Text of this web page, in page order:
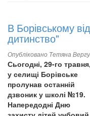
В Борівському
дитинство"
Опубліковано Тетяна
Сьогодні, 29-го травня,
у селищі Борівське
пролунав останній
дзвоник у школі №19.
Напередодні Дню